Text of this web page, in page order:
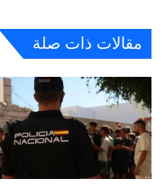
مقالات ذات صلة